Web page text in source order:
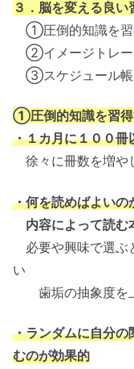
３．脳を変える良い
①圧倒的知識を習
②イメージトレー
③スケジュール帳
①圧倒的知識を習得
・１カ月に１００冊
徐々に冊数を増や
・何を読めばよいの
内容によって読む
必要や興味で選ぶ
い
歯垢の抽象度を
・ランダムに自分の
むのが効果的